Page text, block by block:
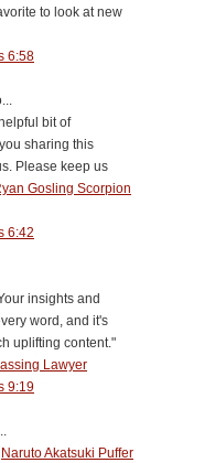
to look at new
6:58
bit of
sharing this
Please keep us
Gosling Scorpion
6:42
insights and
word, and it's
uplifting content."
Lawyer
9:19
Naruto Akatsuki Puffer